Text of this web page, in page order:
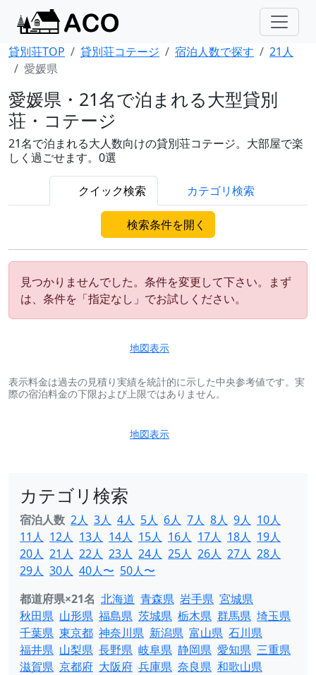
貸別荘TOP 貸別荘コテージ 宿泊人数で探す
21人
愛媛県
愛媛県・21名で泊まれる大型貸別
荘・コテージ
21名で泊まれる大人数向けの貸別荘コテージ。大部屋で楽
しく過ごせます。0選
クイック検索 カテゴリ検索
検索条件を開く
見つかりませんでした。条件を変更して下さい。まず
は、条件を「指定なし」でお試しください。
地図表示
表示料金は過去の見積り実績を統計的に示した中央参考値です。実
際の宿泊料金の下限および上限ではありません。
地図表示
カテゴリ検索
宿泊人数 2人 3人 4人 5人 6人 7人 8人 9人 10人
11人 12人 13人 14人 15人 16人 17人 18人 19人
20人 21人 22人 23人 24人 25人 26人 27人 28人
29人 30人 40人〜 50人〜
都道府県×21名 北海道 青森県 岩手県 宮城県
秋田県 山形県 福島県 茨城県 栃木県 群馬県 埼玉県
千葉県 東京都 神奈川県 新潟県 富山県 石川県
福井県 山梨県 長野県 岐阜県 静岡県 愛知県 三重県
滋賀県 京都府 大阪府 兵庫県 奈良県 和歌山県